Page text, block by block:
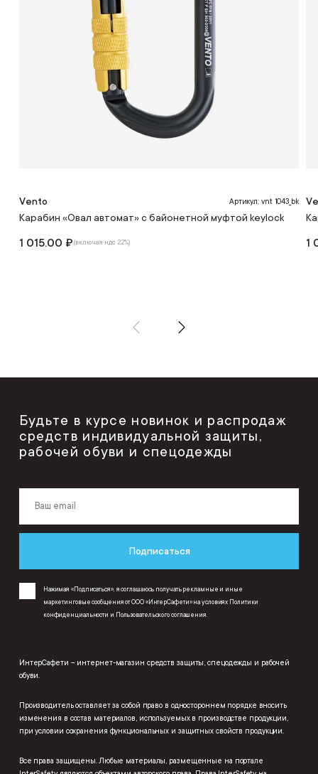
Vento Артикул: vnt 1043_bk
Карабин «Овал автомат» с байонетной муфтой keylock
1 015.00 ₽(включая ндс 22%) 1
Будьте в курсе новинок и распродаж
средств индивидуальной защиты,
рабочей обуви и спецодежды
Подписаться
Нажимая «Подписаться», я соглашаюсь получать рекламные и иные
маркетинговые сообщения от ООО «ИнтерСафети» на условиях Политики
конфиденциальности и Пользовательского соглашения
ИнтерСафети – интернет-магазин средств защиты, спецодежды и рабочей
обуви.
Производитель оставляет за собой право в одностороннем порядке вносить
изменения в состав материалов, используемых в производстве продукции,
при условии сохранения функциональных и защитных свойств продукции.
Все права защищены. Любые материалы, размещенные на портале